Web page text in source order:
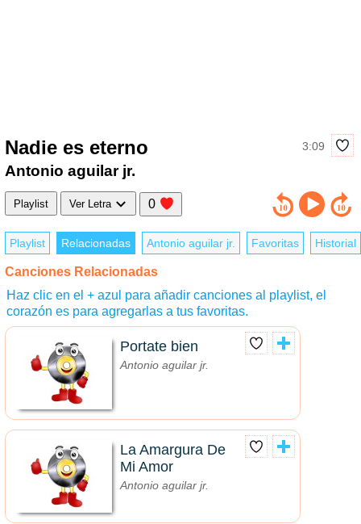
Nadie es eterno 3:09
Antonio aguilar jr.
Playlist Ver Letra 0
Playlist Relacionadas Antonio aguilar jr. Favoritas Historial
Canciones Relacionadas
Haz clic en el + azul para añadir canciones al playlist, el
corazón es para agregarlas a tus favoritas.
Portate bien
Antonio aguilar jr.
La Amargura De
Mi Amor
Antonio aguilar jr.